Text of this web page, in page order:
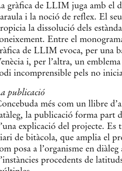
gràfica de LLIM juga amb el
i la noció de reflex. El
la dissolució dels
Entre el
de LLIM evoca, per una
i, per l’altra, un
incomprensible pels no
publicació
més com un llibre
la publicació forma part
explicació del projecte. Es
de bitàcola, que amplia el
posa a l’organisme en
procedents de